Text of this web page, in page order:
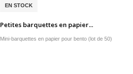
EN STOCK
Petites barquettes en papier...
Mini-barquettes en papier pour bento (lot de 50)